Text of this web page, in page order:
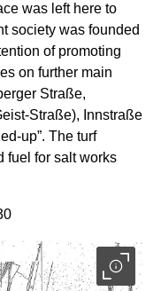
was left here to
society was founded
of promoting
on further main
Straße,
Straße), Innstraße
up”. The turf
fuel for salt works